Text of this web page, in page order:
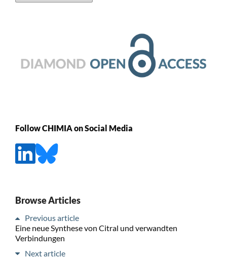
Follow CHIMIA on Social Media
Browse Articles
Previous article
Eine neue Synthese von Citral und verwandten
Verbindungen
Next article